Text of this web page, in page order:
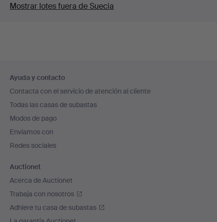
Mostrar lotes fuera de Suecia
en
el
pie
de
página
Ayuda y contacto
Contacta con el servicio de atención al cliente
Todas las casas de subastas
Modos de pago
Enviamos con
Redes sociales
Auctionet
Acerca de Auctionet
Trabaja con nosotros
Adhiere tu casa de subastas